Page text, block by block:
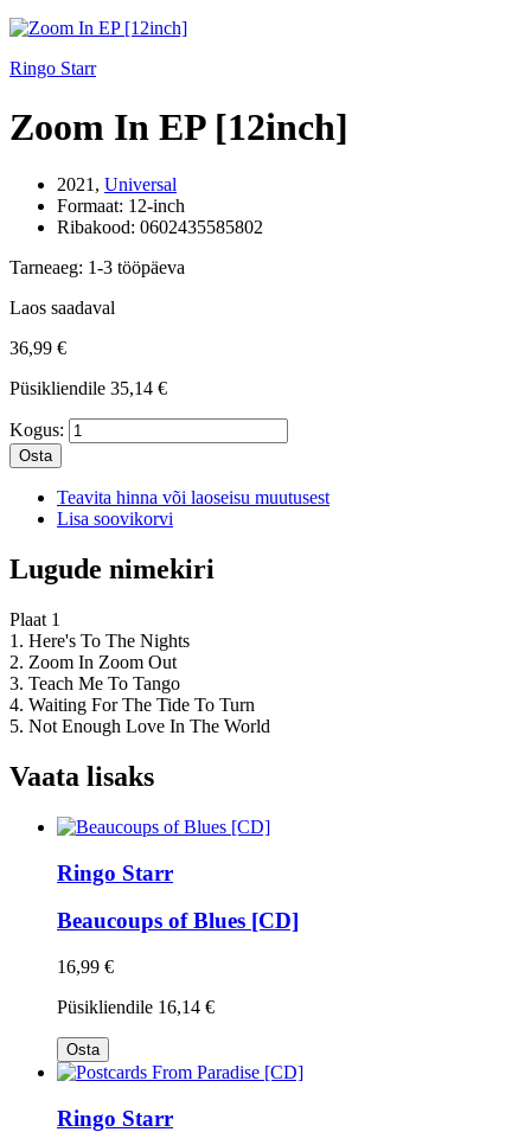
Ringo Starr
Zoom In EP [12inch]
2021, Universal
Formaat: 12-inch
Ribakood: 0602435585802
Tarneaeg: 1-3 tööpäeva
Laos saadaval
36,99 €
Püsikliendile 35,14 €
Kogus:
Osta
Teavita hinna või laoseisu muutusest
Lisa soovikorvi
Lugude nimekiri
Plaat 1
1. Here's To The Nights
2. Zoom In Zoom Out
3. Teach Me To Tango
4. Waiting For The Tide To Turn
5. Not Enough Love In The World
Vaata lisaks
Ringo Starr
Beaucoups of Blues [CD]
16,99 €
Püsikliendile 16,14 €
Osta
Ringo Starr